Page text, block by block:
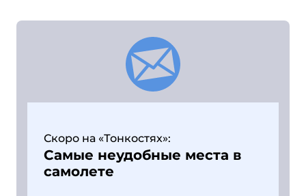
Скоро на «Тонкостях»:
Самые неудобные места в
самолете